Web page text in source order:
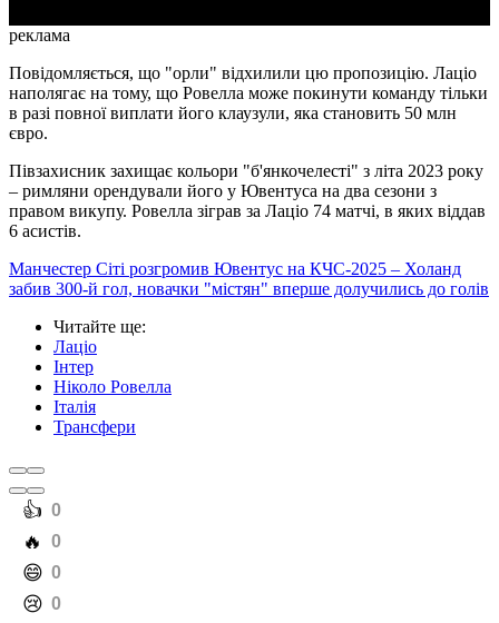
реклама
Повідомляється, що "орли" відхилили цю пропозицію. Лаціо
наполягає на тому, що Ровелла може покинути команду тільки
в разі повної виплати його клаузули, яка становить 50 млн
євро.
Півзахисник захищає кольори "б'янкочелесті" з літа 2023 року
– римляни орендували його у Ювентуса на два сезони з
правом викупу. Ровелла зіграв за Лаціо 74 матчі, в яких віддав
6 асистів.
Манчестер Сіті розгромив Ювентус на КЧС-2025 – Холанд
забив 300-й гол, новачки "містян" вперше долучились до голів
Читайте ще:
Лаціо
Інтер
Ніколо Ровелла
Італія
Трансфери
️👍 0
️🔥 0
️😄 0
️😢 0